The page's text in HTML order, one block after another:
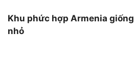
Khu phức hợp Armenia
nhỏ